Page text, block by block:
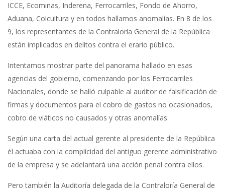
ICCE, Ecominas, Inderena, Ferrocarriles, Fondo de Ahorro,
Aduana, Colcultura y en todos hallamos anomalías. En 8 de los
9, los representantes de la Contraloría General de la República
están implicados en delitos contra el erario público.
Intentamos mostrar parte del panorama hallado en esas
agencias del gobierno, comenzando por los Ferrocarriles
Nacionales, donde se halló culpable al auditor de falsificación de
firmas y documentos para el cobro de gastos no ocasionados,
cobro de viáticos no causados y otras anomalías.
Según una carta del actual gerente al presidente de la República
él actuaba con la complicidad del antiguo gerente administrativo
de la empresa y se adelantará una acción penal contra ellos.
Pero también la Auditoría delegada de la Contraloría General de